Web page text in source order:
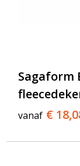
Sagaform
vanaf €